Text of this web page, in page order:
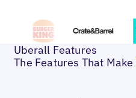
Uberall Features
The Features That Make